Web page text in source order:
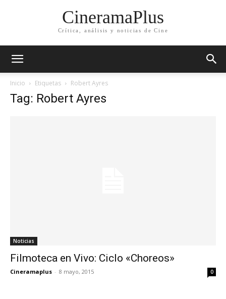
CineramaPlus
Crítica, análisis y noticias de Cine
Inicio Etiquetas Robert Ayres
Tag: Robert Ayres
Noticias
Filmoteca en Vivo: Ciclo «Choreos»
Cineramaplus - 8 mayo, 2015 0